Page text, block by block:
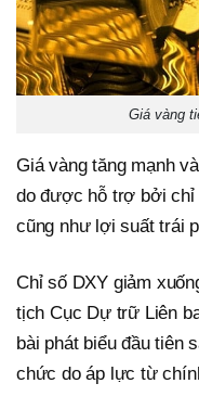
Giá vàng
Giá vàng tăng mạnh
do được hỗ trợ bởi chỉ
cũng như lợi suất trái
Chỉ số DXY giảm
tịch Cục Dự trữ Liên
bài phát biểu đầu tiên
chức do áp lực từ